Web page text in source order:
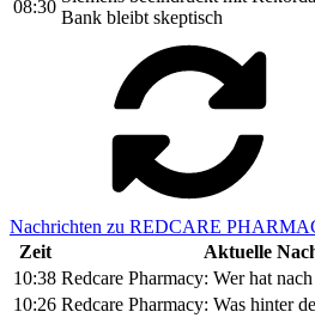
08:30
Bank bleibt skeptisch
Nachrichten zu REDCARE
Zeit
Aktuelle
10:38 Redcare Pharmacy: Wer hat
10:26 Redcare Pharmacy: Was hinter